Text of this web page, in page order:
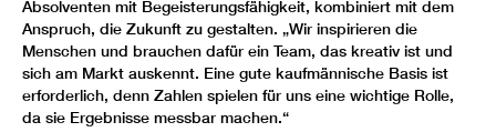
Absolventen mit Begeisterungsfähigkeit, kombiniert mit dem
Anspruch, die Zukunft zu gestalten. „Wir inspirieren die
Menschen und brauchen dafür ein Team, das kreativ ist und
sich am Markt auskennt. Eine gute kaufmännische Basis ist
erforderlich, denn Zahlen spielen für uns eine wichtige Rolle,
da sie Ergebnisse messbar machen.“